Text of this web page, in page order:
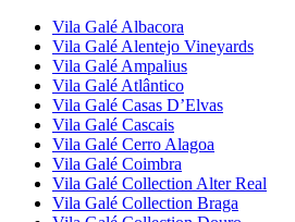
Vila Galé Albacora
Vila Galé Alentejo Vineyards
Vila Galé Ampalius
Vila Galé Atlântico
Vila Galé Casas D’Elvas
Vila Galé Cascais
Vila Galé Cerro Alagoa
Vila Galé Coimbra
Vila Galé Collection Alter Real
Vila Galé Collection Braga